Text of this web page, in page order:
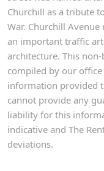
Churchill as a tribute
War. Churchill
an important traffic
architecture. This
compiled by our
information provided
cannot provide any
liability for this
indicative and The
deviations.